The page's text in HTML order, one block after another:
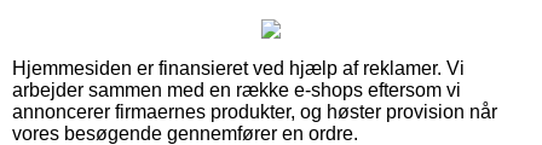
Hjemmesiden er finansieret ved hjælp af reklamer. Vi
arbejder sammen med en række e-shops eftersom vi
annoncerer firmaernes produkter, og høster provision når
vores besøgende gennemfører en ordre.